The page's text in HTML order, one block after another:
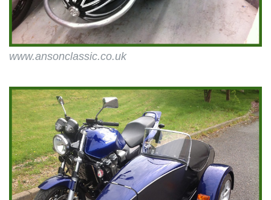
www.ansonclassic.co.uk